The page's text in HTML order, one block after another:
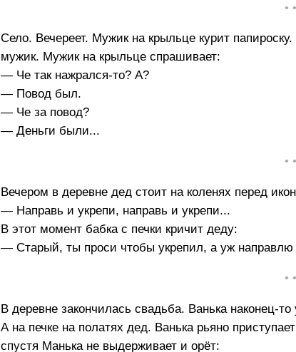
•
Село. Вечереет. Мужик на крыльце курит
мужик. Мужик на крыльце спрашивает:
— Че так нажрался-то? А?
— Повод был.
— Че за повод?
— Деньги были...
•
Вечером в деревне дед стоит на коленях перед
— Направь и укрепи, направь и укрепи...
В этот момент бабка с печки кричит деду:
— Старый, ты проси чтобы укрепил, а уж направлю
•
В деревне закончилась свадьба. Ванька наконец-
А на печке на полатях дед. Ванька рьяно
спустя Манька не выдерживает и орёт: